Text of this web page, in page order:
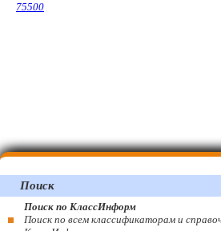
75500
Поиск
Поиск по КлассИнформ
Поиск по всем классификаторам и